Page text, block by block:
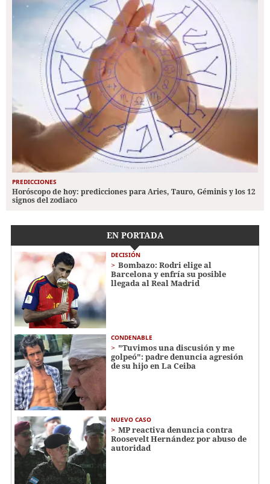
PREDICCIONES
Horóscopo de hoy: predicciones para Aries, Tauro, Géminis y los 12
signos del zodiaco
EN PORTADA
DECISIÓN
Bombazo: Rodri elige al
Barcelona y enfría su posible
llegada al Real Madrid
CONDENABLE
"Tuvimos una discusión y me
golpeó": padre denuncia agresión
de su hijo en La Ceiba
NUEVO CASO
MP reactiva denuncia contra
Roosevelt Hernández por abuso de
autoridad